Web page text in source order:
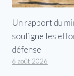
Un rapport du
souligne les
défense
6 août 2026